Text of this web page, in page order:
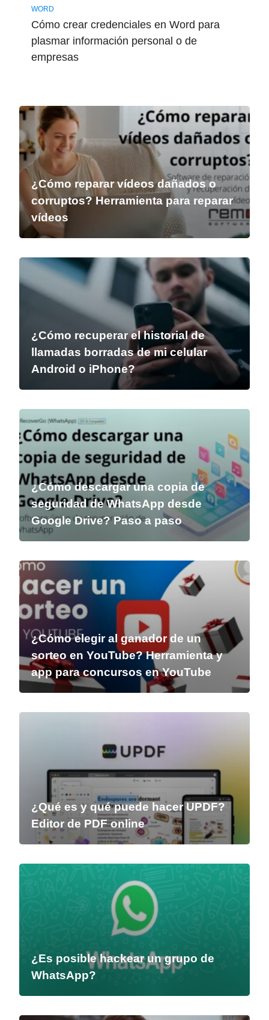
WORD
Cómo crear credenciales en Word para
plasmar información personal o de
empresas
¿Cómo reparar vídeos dañados o
corruptos? Herramienta para reparar
vídeos
¿Cómo recuperar el historial de
llamadas borradas de mi celular
Android o iPhone?
¿Cómo descargar una copia de
seguridad de WhatsApp desde
Google Drive? Paso a paso
¿Cómo elegir al ganador de un
sorteo en YouTube? Herramienta y
app para concursos en YouTube
¿Qué es y qué puede hacer UPDF?
Editor de PDF online
¿Es posible hackear un grupo de
WhatsApp?